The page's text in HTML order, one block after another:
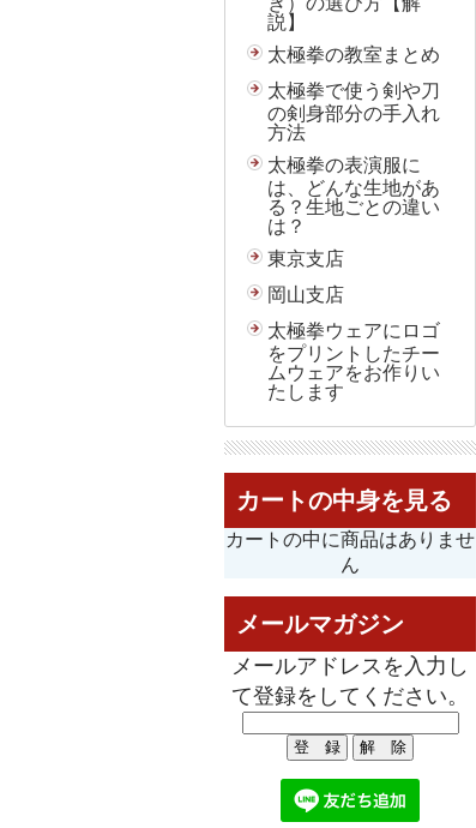
説】
太極拳の教室まとめ
太極拳で使う剣や刀
の剣身部分の手入れ
方法
太極拳の表演服に
は、どんな生地があ
る？生地ごとの違い
は？
東京支店
岡山支店
太極拳ウェアにロゴ
をプリントしたチー
ムウェアをお作りい
たします
カートの中身を見る
カートの中に商品はありませ
ん
メールマガジン
メールアドレスを入力し
て登録をしてください。